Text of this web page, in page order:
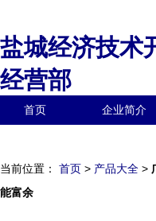
盐城经济技术
经营部
首页 企业简介
当前位置： 首页 > 产品大全 >
能富余